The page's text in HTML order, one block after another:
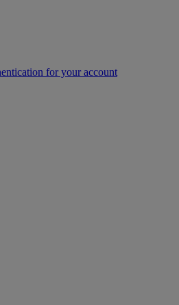
for your account